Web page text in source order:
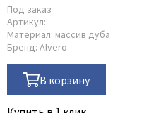
Под заказ
Артикул:
Материал: массив дуба
Бренд: Alvero
В корзину